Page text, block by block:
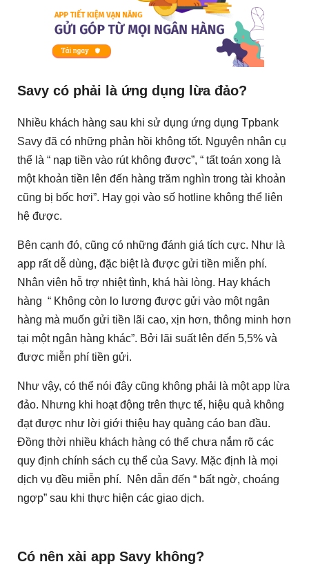
Savy có phải là ứng dụng lừa đảo?
Nhiều khách hàng sau khi sử dụng ứng dụng Tpbank
Savy đã có những phản hồi không tốt. Nguyên nhân cụ
thể là “ nạp tiền vào rút không được”, “ tất toán xong là
một khoản tiền lên đến hàng trăm nghìn trong tài khoản
cũng bị bốc hơi”. Hay gọi vào số hotline không thể liên
hệ được.
Bên cạnh đó, cũng có những đánh giá tích cực. Như là
app rất dễ dùng, đặc biệt là được gửi tiền miễn phí.
Nhân viên hỗ trợ nhiệt tình, khá hài lòng. Hay khách
hàng “ Không còn lo lương được gửi vào một ngân
hàng mà muốn gửi tiền lãi cao, xịn hơn, thông minh hơn
tại một ngân hàng khác”. Bởi lãi suất lên đến 5,5% và
được miễn phí tiền gửi.
Như vậy, có thể nói đây cũng không phải là một app lừa
đảo. Nhưng khi hoạt động trên thực tế, hiệu quả không
đạt được như lời giới thiệu hay quảng cáo ban đầu.
Đồng thời nhiều khách hàng có thể chưa nắm rõ các
quy định chính sách cụ thể của Savy. Mặc định là mọi
dịch vụ đều miễn phí. Nên dẫn đến “ bất ngờ, choáng
ngợp” sau khi thực hiện các giao dịch.
Có nên xài app Savy không?